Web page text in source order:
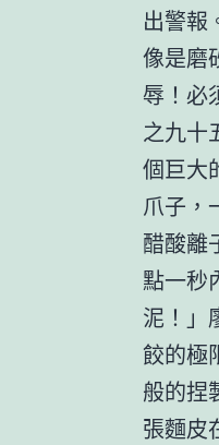
出警報
像是磨
辱！必
之九十
個巨大
爪子，
醋酸離
點一秒
泥！」
餃的極
般的捏
張麵皮